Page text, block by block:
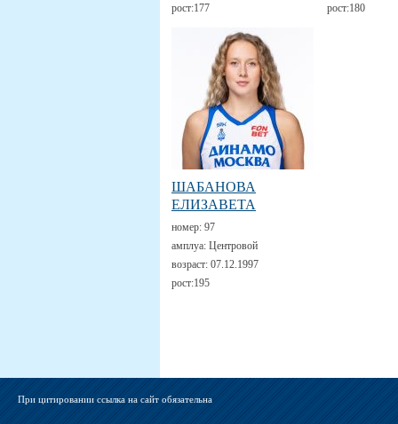
рост:177
рост:180
ШАБАНОВА
ЕЛИЗАВЕТА
номер: 97
амплуа: Центровой
возраст: 07.12.1997
рост:195
При цитировании ссылка на сайт обязательна